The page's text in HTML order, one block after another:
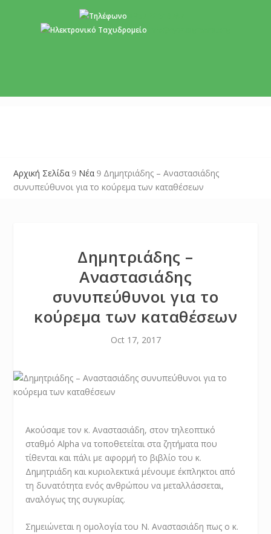
Αρχική Σελίδα 9 Νέα 9 Δημητριάδης – Αναστασιάδης
συνυπεύθυνοι για το κούρεμα των καταθέσεων
Δημητριάδης –
Αναστασιάδης
συνυπεύθυνοι για το
κούρεμα των καταθέσεων
Oct 17, 2017
Ακούσαμε τον κ. Αναστασιάδη, στον τηλεοπτικό
σταθμό Alpha να τοποθετείται στα ζητήματα που
τίθενται και πάλι με αφορμή το βιβλίο του κ.
Δημητριάδη και κυριολεκτικά μένουμε έκπληκτοι από
τη δυνατότητα ενός ανθρώπου να μεταλλάσσεται,
αναλόγως της συγκυρίας.
Σημειώνεται η ομολογία του Ν. Αναστασιάδη πως ο κ.